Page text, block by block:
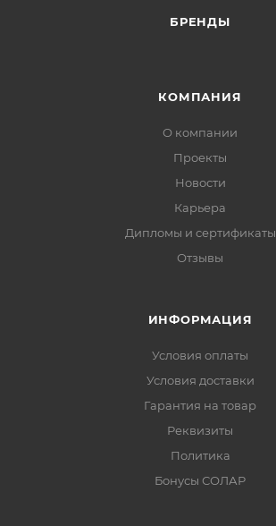
БРЕНДЫ
КОМПАНИЯ
О компании
Проекты
Новости
Карьера
Дипломы и сертификаты
Отзывы
ИНФОРМАЦИЯ
Условия оплаты
Условия доставки
Гарантия на товар
Реквизиты
Политика
Бонусы СОЛАР